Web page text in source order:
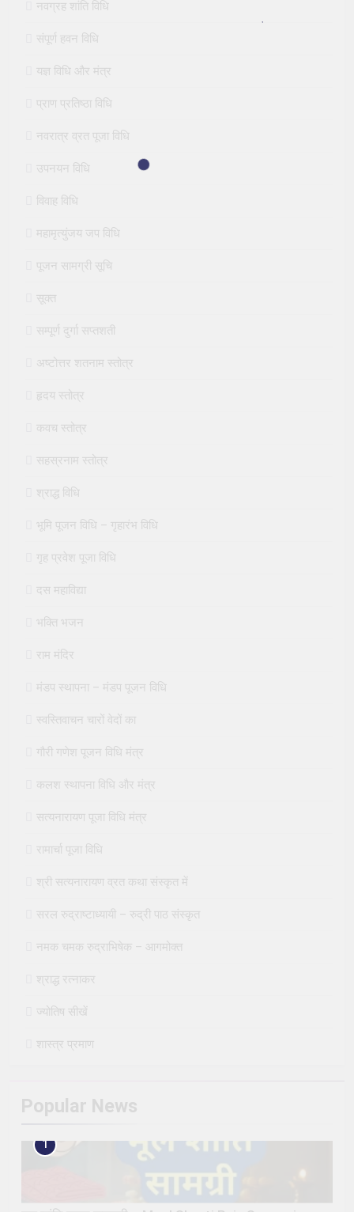
नवग्रह शांति विधि
संपूर्ण हवन विधि
यज्ञ विधि और मंत्र
प्राण प्रतिष्ठा विधि
नवरात्र व्रत पूजा विधि
उपनयन विधि
विवाह विधि
महामृत्युंजय जप विधि
पूजन सामग्री सूचि
सूक्त
सम्पूर्ण दुर्गा सप्तशती
अष्टोत्तर शतनाम स्तोत्र
हृदय स्तोत्र
कवच स्तोत्र
सहस्रनाम स्तोत्र
श्राद्ध विधि
भूमि पूजन विधि – गृहारंभ विधि
गृह प्रवेश पूजा विधि
दस महाविद्या
भक्ति भजन
राम मंदिर
मंडप स्थापना – मंडप पूजन विधि
स्वस्तिवाचन चारों वेदों का
गौरी गणेश पूजन विधि मंत्र
कलश स्थापना विधि और मंत्र
सत्यनारायण पूजा विधि मंत्र
रामार्चा पूजा विधि
श्री सत्यनारायण व्रत कथा संस्कृत में
सरल रुद्राष्टाध्यायी – रुद्री पाठ संस्कृत
नमक चमक रुद्राभिषेक – आगमोक्त
श्राद्ध रत्नाकर
ज्योतिष सीखें
शास्त्र प्रमाण
Popular News
1